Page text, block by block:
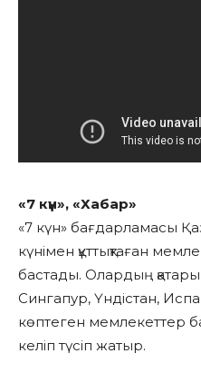
«7 күн», «Хабар»
«7 күн» бағдарламасы
күнімен құттықтаған
бастады. Олардың
Сингапур, Үндістан,
көптеген мемлекеттер
келіп түсіп жатыр.